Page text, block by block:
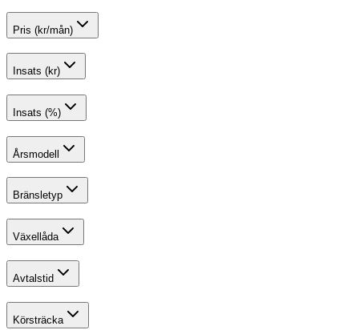
Pris (kr/mån)
Insats (kr)
Insats (%)
Årsmodell
Bränsletyp
Växellåda
Avtalstid
Körsträcka